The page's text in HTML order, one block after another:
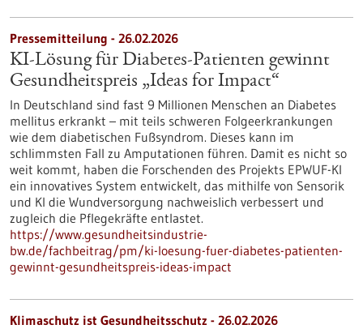
Pressemitteilung - 26.02.2026
KI-Lösung für Diabetes-Patienten gewinnt
Gesundheitspreis „Ideas for Impact“
In Deutschland sind fast 9 Millionen Menschen an Diabetes
mellitus erkrankt – mit teils schweren Folgeerkrankungen
wie dem diabetischen Fußsyndrom. Dieses kann im
schlimmsten Fall zu Amputationen führen. Damit es nicht so
weit kommt, haben die Forschenden des Projekts EPWUF-KI
ein innovatives System entwickelt, das mithilfe von Sensorik
und KI die Wundversorgung nachweislich verbessert und
zugleich die Pflegekräfte entlastet.
https://www.gesundheitsindustrie-
bw.de/fachbeitrag/pm/ki-loesung-fuer-diabetes-patienten-
gewinnt-gesundheitspreis-ideas-impact
Klimaschutz ist Gesundheitsschutz - 26.02.2026